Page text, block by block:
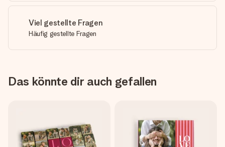
Viel gestellte Fragen
Häufig gestellte Fragen
Das könnte dir auch gefallen